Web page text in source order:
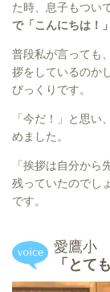
た時、息子もつい
で「こんにちは！」
普段私が言っても
拶をしているのか
びっくりです。
「今だ！」と思
めました。
「挨拶は自分か
残っていたのでし
です。
愛鷹小
「とて